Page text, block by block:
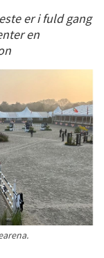
er i fuld gang
en